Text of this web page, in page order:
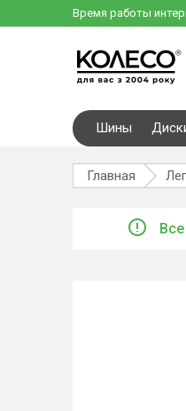
Время работы
Шины
Главная